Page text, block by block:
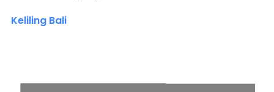
Keliling Bali